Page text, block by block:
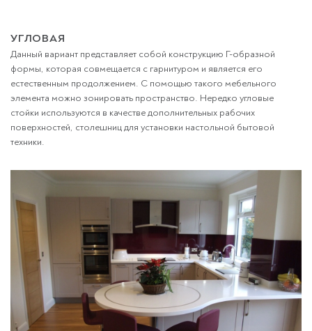
УГЛОВАЯ
Данный вариант представляет собой конструкцию Г-образной
формы, которая совмещается с гарнитуром и является его
естественным продолжением. С помощью такого мебельного
элемента можно зонировать пространство. Нередко угловые
стойки используются в качестве дополнительных рабочих
поверхностей, столешниц для установки настольной бытовой
техники.